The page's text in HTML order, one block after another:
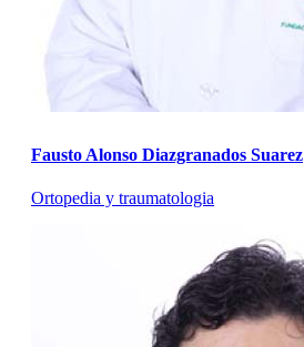
Fausto Alonso Diazgranados Suarez
Ortopedia y traumatologia